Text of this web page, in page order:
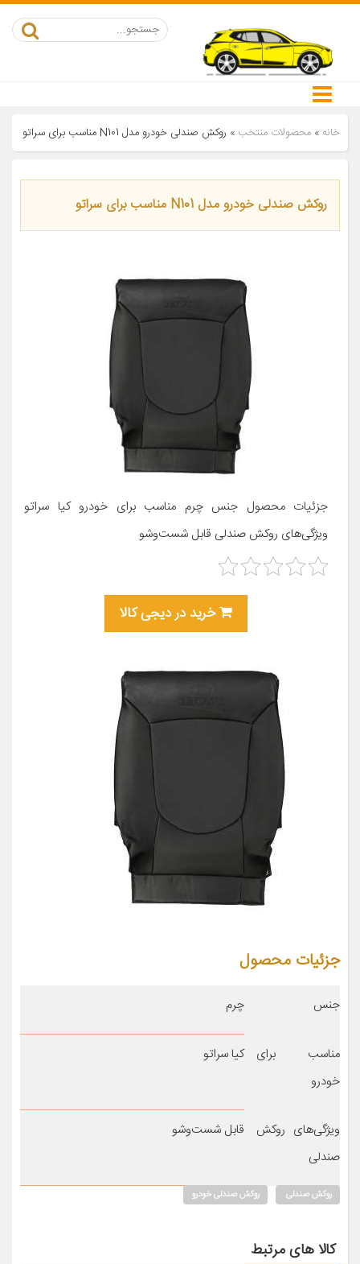
خانه » محصولات منتخب » روکش صندلی خودرو مدل N101 مناسب برای سراتو
روکش صندلی خودرو مدل N101 مناسب برای سراتو
جزئیات محصول جنس چرم مناسب برای خودرو کیا سراتو
ویژگی‌های روکش صندلی قابل شست‌وشو
خرید در دیجی کالا
جزئیات محصول
جنس چرم
مناسب برای
خودرو
کیا سراتو
ویژگی‌های روکش
صندلی
قابل شست‌وشو
روکش صندلی روکش صندلی خودرو
کالا های مرتبط